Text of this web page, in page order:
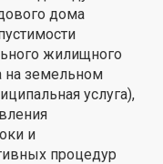
дома
жилищного
на земельном
услуга),
и
процедур